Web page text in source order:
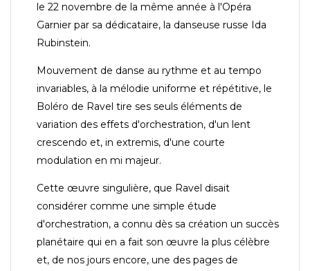
le 22 novembre de la même année à l'Opéra
Garnier par sa dédicataire, la danseuse russe Ida
Rubinstein.
Mouvement de danse au rythme et au tempo
invariables, à la mélodie uniforme et répétitive, le
Boléro de Ravel tire ses seuls éléments de
variation des effets d'orchestration, d'un lent
crescendo et, in extremis, d'une courte
modulation en mi majeur.
Cette œuvre singulière, que Ravel disait
considérer comme une simple étude
d'orchestration, a connu dès sa création un succès
planétaire qui en a fait son œuvre la plus célèbre
et, de nos jours encore, une des pages de